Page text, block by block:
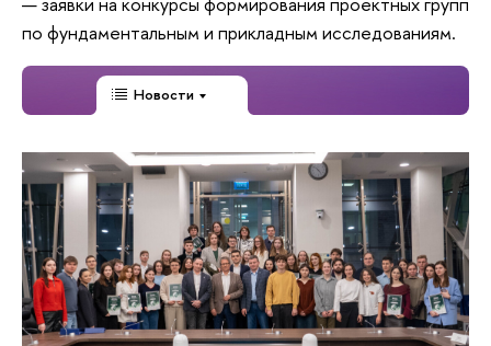
по фундаментальным и прикладным исследованиям.
Новости